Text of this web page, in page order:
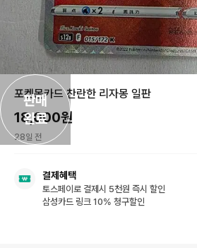
판매
완료
포켓몬카드 찬란한 리자몽 일판
18,000원
28일 전
결제혜택
토스페이로 결제시 5천원 즉시 할인
삼성카드 링크 10% 청구할인